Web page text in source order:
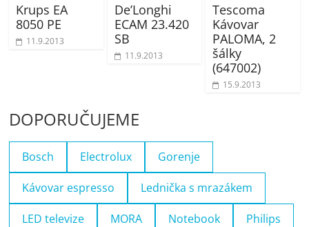
Krups EA
8050 PE
11.9.2013
De’Longhi
ECAM 23.420
SB
11.9.2013
Tescoma
Kávovar
PALOMA, 2
šálky
(647002)
15.9.2013
DOPORUČUJEME
Bosch Electrolux Gorenje
Kávovar espresso Lednička s mrazákem
LED televize MORA Notebook Philips